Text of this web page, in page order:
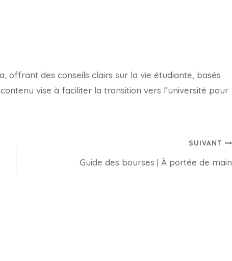
offrant des conseils clairs sur la vie étudiante, basés
vise à faciliter la transition vers l’université pour
SUIVANT
Guide des bourses | À portée de main